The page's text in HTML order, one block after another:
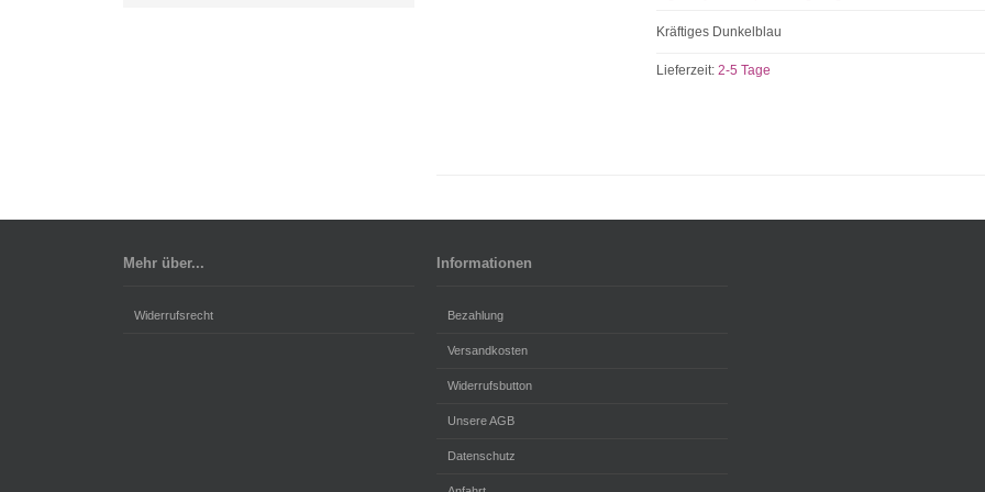
Kräftiges Dunkelblau
Lieferzeit:2-5 Tage
Mehr über...
Widerrufsrecht
Informationen
Bezahlung
Versandkosten
Widerrufsbutton
Unsere AGB
Datenschutz